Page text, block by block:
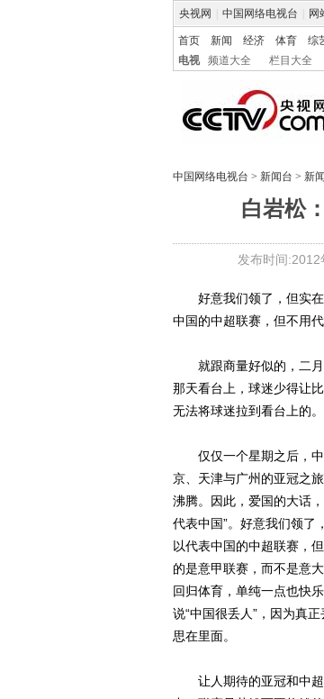
央视网 中国网络电视台 网
首页 新闻 经济 体育 综
电视
频道大全 栏目大全
中国网络电视台 > 新闻台 > 新
白岩松
发布时间
好意我们领了，但实在
中国的中超联赛，但不用代
就跟商量好似的，二月
那天看台上，球迷少得让
无法将球迷拉到看台上的。
仅仅一个星期之后，中
京、天津与广州的亚冠之
沸腾。因此，爱国的大话
代表中国”。好意我们领了
以代表中国的中超联赛，
的是意甲联赛，而不是意
回归体育，单纯一点也快
说“中国很丢人”，因为真
思在里面。
让人期待的亚冠和中超